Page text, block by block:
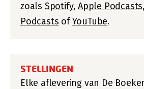
zoals Spotify,Apple Podcasts,
Podcasts ofYouTube.
STELLINGEN
Elke aflevering van De